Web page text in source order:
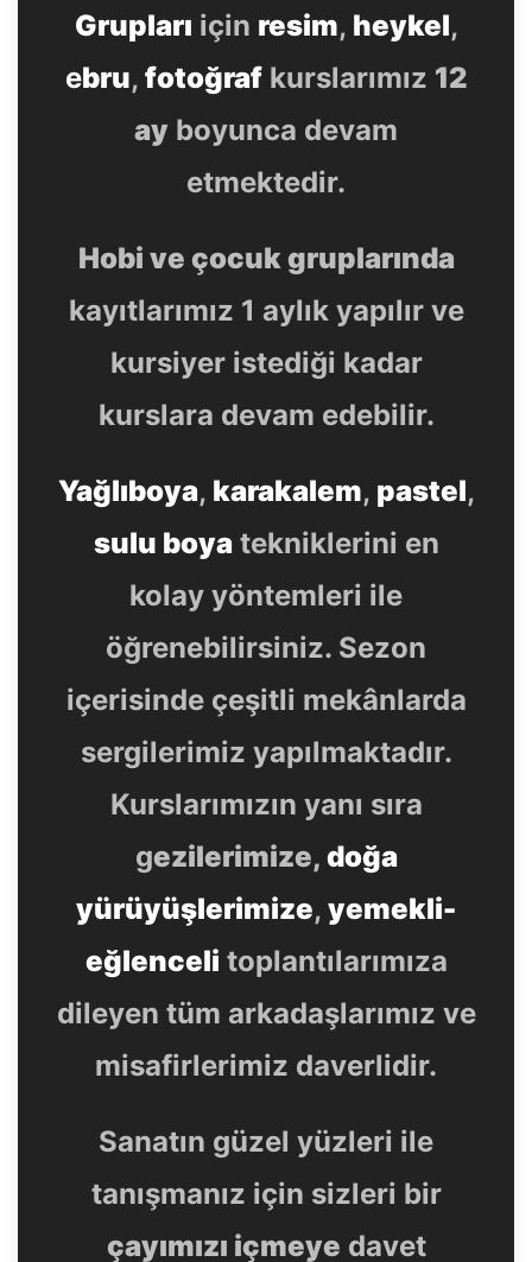
Grupları için resim, heykel,
ebru, fotoğrafkurslarımız 12
ay boyunca devam
etmektedir.
Hobi ve çocuk gruplarında
kayıtlarımız 1 aylık yapılır ve
kursiyer istediği kadar
kurslara devam edebilir.
Yağlıboya, karakalem, pastel,
sulu boyatekniklerini en
kolay yöntemleri ile
öğrenebilirsiniz. Sezon
içerisinde çeşitli mekânlarda
sergilerimiz yapılmaktadır.
Kurslarımızın yanı sıra
gezilerimize, doğa
yürüyüşlerimize, yemekli-
eğlenceli toplantılarımıza
dileyen tüm arkadaşlarımız ve
misafirlerimiz daverlidir.
Sanatın güzel yüzleri ile
tanışmanız için sizleri bir
çayımızı içmeye davet